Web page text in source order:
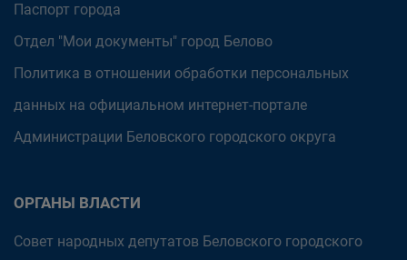
Паспорт города
Отдел "Мои документы" город Белово
Политика в отношении обработки персональных
данных на официальном интернет-портале
Администрации Беловского городского округа
ОРГАНЫ ВЛАСТИ
Совет народных депутатов Беловского городского